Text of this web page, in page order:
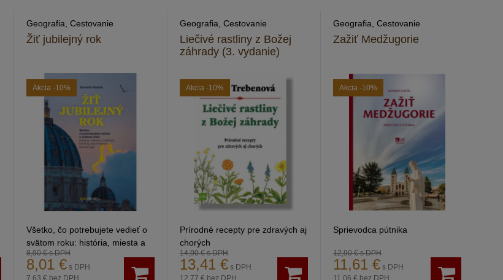
Geografia, Cestovanie
Žiť jubilejný rok
Akcia -10%
Všetko, čo potrebujete vedieť o
svätom roku: história, miesta a
udalosti, ktoré by ste si nemali
nechať ujsť
8,90 €s DPH
8,01 € s DPH
7,63 € bez DPH
Geografia, Cestovanie
Liečivé rastliny z Božej
záhrady (3. vydanie)
Akcia -10%
Prírodné recepty pre zdravých aj
chorých
14,90 €s DPH
13,41 € s DPH
12,77 € bez DPH
Geografia, Cestovanie
Zažiť Medžugorie
Akcia -10%
Sprievodca pútnika
12,90 €s DPH
11,61 € s DPH
11,06 € bez DPH